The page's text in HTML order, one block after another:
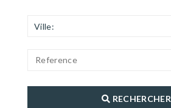
Ville:
RECHERCHER